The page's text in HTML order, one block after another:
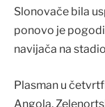
Slonovače bila
ponovo je
navijača na
Plasman u
Angola,